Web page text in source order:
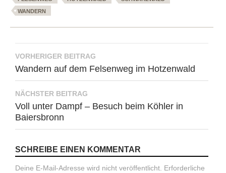
WANDERN
Beitragsnavigation
VORHERIGER BEITRAG
Wandern auf dem Felsenweg im Hotzenwald
NÄCHSTER BEITRAG
Voll unter Dampf – Besuch beim Köhler in
Baiersbronn
SCHREIBE EINEN KOMMENTAR
Deine E-Mail-Adresse wird nicht veröffentlicht. Erforderliche